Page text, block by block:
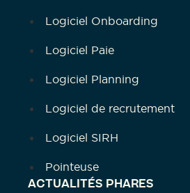
Logiciel Onboarding
Logiciel Paie
Logiciel Planning
Logiciel de recrutement
Logiciel SIRH
Pointeuse
ACTUALITÉS PHARES